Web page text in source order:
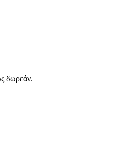
δωρεάν.